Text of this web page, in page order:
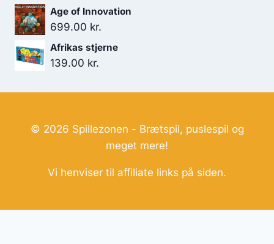
Age of Innovation
699.00 kr.
Afrikas stjerne
139.00 kr.
© 2026 Spillezonen - Brætspil, puslespil og
meget mere!
Vi henviser til affiliate links på siden.